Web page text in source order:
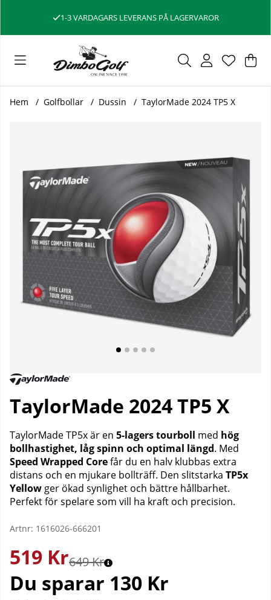
1-3 VARDAGARS LEVERANS PÅ LAGERVAROR
.
Hem Golfbollar Dussin TaylorMade 2024 TP5 X
TaylorMade 2024 TP5 X
TaylorMade TP5x är en 5-lagers tourboll med hög
bollhastighet, låg spinn och optimal längd. Med
Speed Wrapped Corefår du en halv klubbas extra
distans och en mjukare bollträff. Den slitstarka TP5x
Yellow ger ökad synlighet och bättre hållbarhet.
Perfekt för spelare som vill ha kraft och precision.
Artnr: 1616026-666201
519 Kr649 Kr
Du sparar 130 Kr